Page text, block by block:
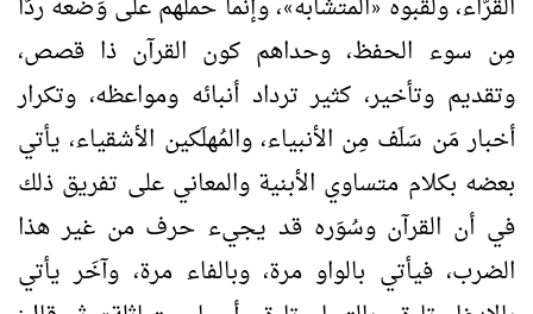
«
»
مِن سوء الحفظ، وحداهم كون القرآن ذا قصص،
وتقديم وتأخير، كثير ترداد أنبائه ومواعظه، وتكرار
أخبار مَن سَلَف مِن الأنبياء، والمُهلَكين الأشقياء، يأتي
بعضه بكلام متساوي الأبنية والمعاني على تفريق ذلك
في أن القرآن وسُوَره قد يجيء حرف من غير هذا
الضرب، فيأتي بالواو مرة، وبالفاء مرة، وآخَر يأتي